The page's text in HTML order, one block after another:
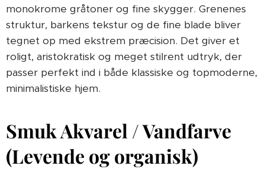
monokrome gråtoner og fine skygger. Grenenes
struktur, barkens tekstur og de fine blade bliver
tegnet op med ekstrem præcision. Det giver et
roligt, aristokratisk og meget stilrent udtryk, der
passer perfekt ind i både klassiske og topmoderne,
minimalistiske hjem.
Smuk Akvarel / Vandfarve
(Levende og organisk)